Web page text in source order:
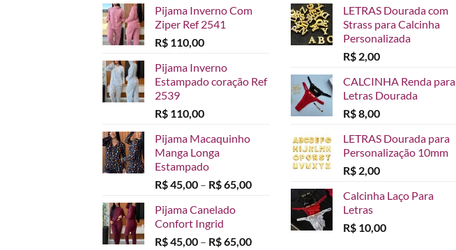
Pijama Inverno Com
Ziper Ref 2541
R$ 110,00
Pijama Inverno
Estampado coração Ref
2539
R$ 110,00
Pijama Macaquinho
Manga Longa
Estampado
R$45,00 – R$65,00Faixa
R$ 45,00
através
Pijama Canelado
Confort Ingrid
R$45,00 – R$65,00Faixa
LETRAS Dourada com
Strass para Calcinha
Personalizada
R$ 2,00
CALCINHA Renda para
Letras Dourada
R$8,00
LETRAS Dourada para
Personalização 10mm
R$ 2,00
Calcinha Laço Para
Letras
R$ 10,00